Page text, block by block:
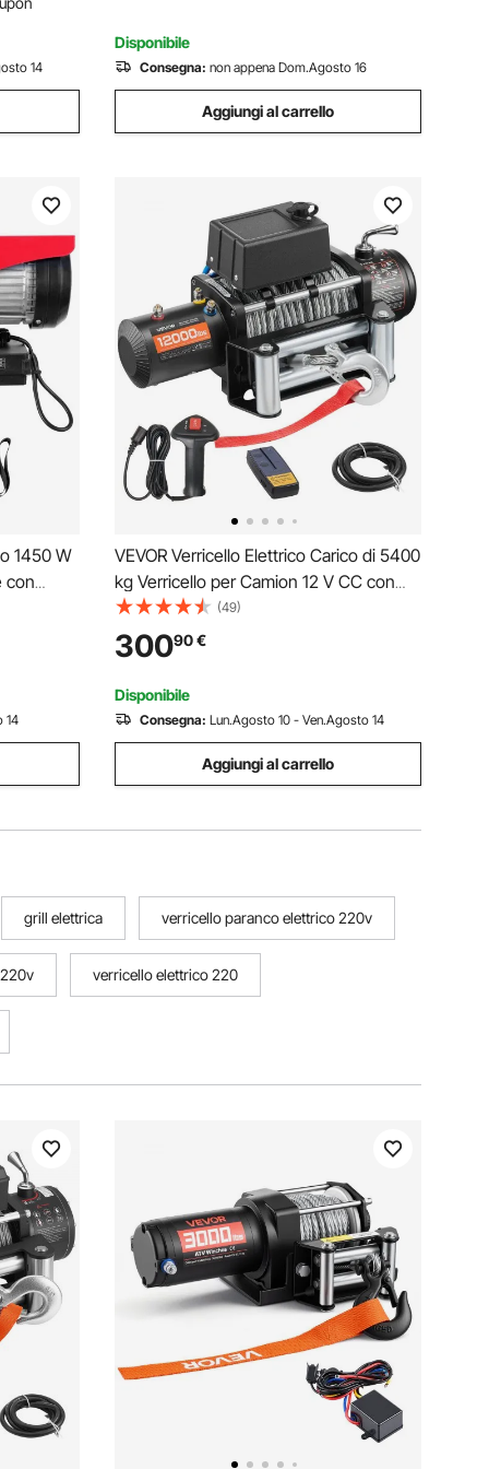
14
Disponibile
Consegna: non appena Dom.Agosto 16
Aggiungi al carrello
1450 W
con
da
m/min
14
VEVOR Verricello Elettrico Carico di 5400
kg Verricello per Camion 12 V CC con
Fune in Acciaio 9,1 mm x 26 m,
Telecomando Wireless e Cablato,
Adatto per il Traino di SUV, Jeep,
Rimorchi, Barche
(49)
30090€
Disponibile
Consegna: Lun.Agosto 10 - Ven.Agosto 14
Aggiungi al carrello
grill elettrica verricello paranco elettrico 220v
verricello elettrico 220